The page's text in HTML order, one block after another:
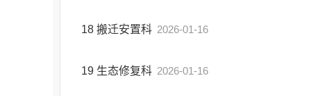
18 搬迁安置科 2026-01-16
19 生态修复科 2026-01-16